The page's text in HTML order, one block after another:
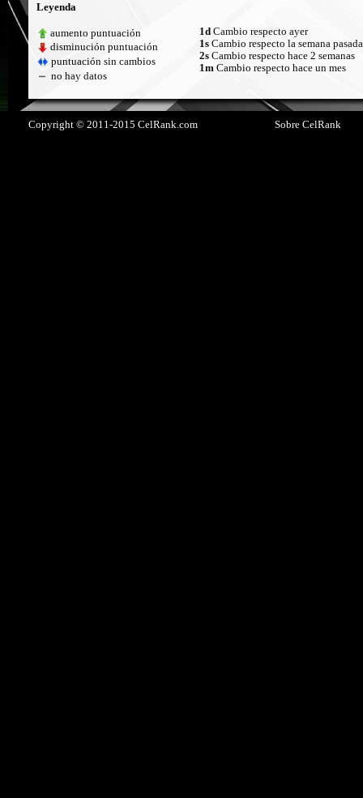
Leyenda
aumento puntuación
disminución puntuación
puntuación sin cambios
no hay datos
1d Cambio respecto ayer
1s Cambio respecto la semana pasada
2s Cambio respecto hace 2 semanas
1m Cambio respecto hace un mes
Copyright © 2011-2015 CelRank.com Sobre CelRank